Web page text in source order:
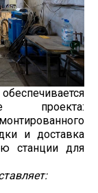
проекта:
и доставка
станции для